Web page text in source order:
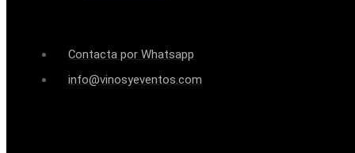
Contacta por Whatsapp
info@vinosyeventos.com